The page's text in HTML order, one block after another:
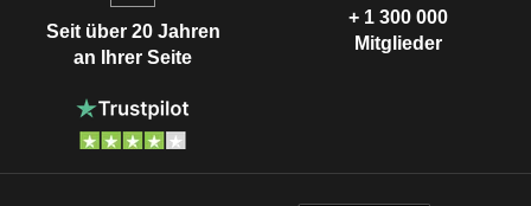
Seit über 20 Jahren
an Ihrer Seite
+ 1 300 000
Mitglieder